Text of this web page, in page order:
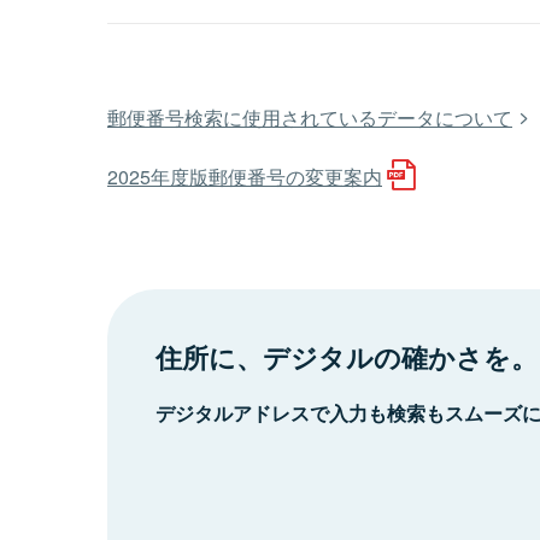
郵便番号検索に使用されているデータについて
2025年度版郵便番号の変更案内
住所に、デジタルの確かさを。
デジタルアドレスで入力も検索もスムーズ